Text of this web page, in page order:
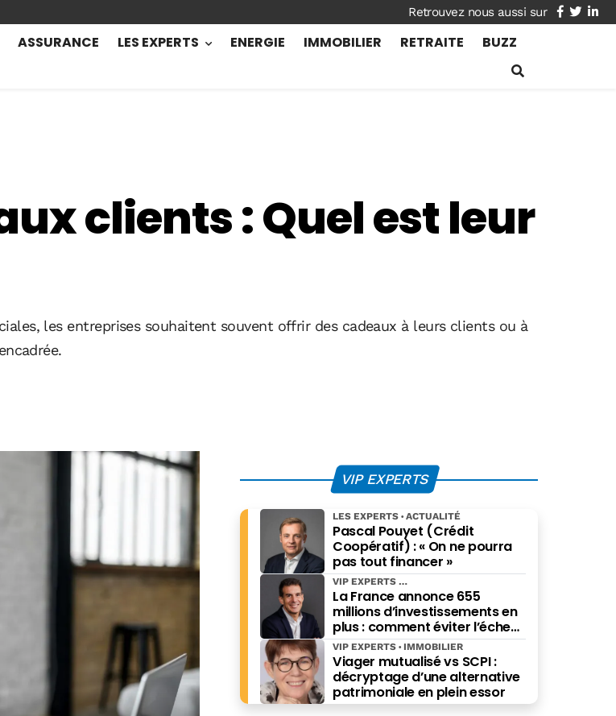
facebook
twitter
ASSURANCE LES EXPERTS ENERGIE IMMOBILIER RETRAITE BUZZ
clients : Quel est leur
les entreprises souhaitent souvent offrir des cadeaux à leurs clients ou à
VIP EXPERTS
Pascal Pouyet (Crédit
Coopératif) : « On ne pourra
pas tout financer »
LES EXPERTS ACTUALITÉ
La France annonce 655
millions d’investissements en
plus : comment éviter l’échec
des projets à grande échelle ?
VIP EXPERTS
Viager mutualisé vs SCPI :
décryptage d’une alternative
patrimoniale en plein essor
VIP EXPERTS IMMOBILIER